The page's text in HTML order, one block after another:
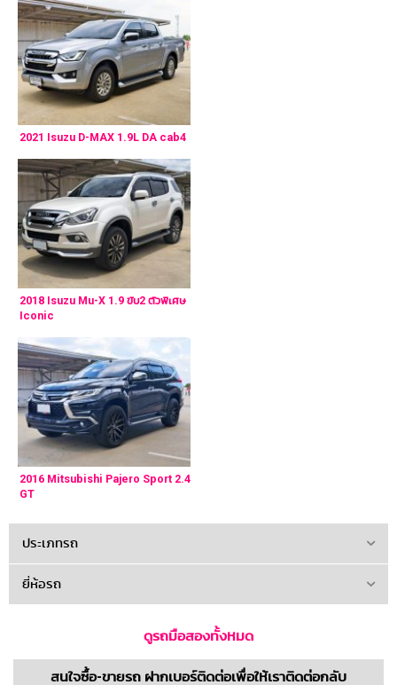
2021 Isuzu D-MAX 1.9L DA cab4
2018 Isuzu Mu-X 1.9 ขับ2 ตัวพิเศษ
Iconic
2016 Mitsubishi Pajero Sport 2.4
GT
ประเภทรถ
ยี่ห้อรถ
ดูรถมือสองทั้งหมด
สนใจซื้อ-ขายรถ ฝากเบอร์ติดต่อเพื่อให้เราติดต่อกลับ